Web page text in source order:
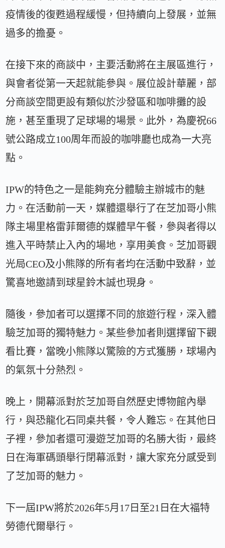
疫情後的復甦過程緩慢，但持續向上發展，並無
過多的擔憂。
在接下來的商談中，主要活動將在主展區進行，
與會者從第一天起就能參與。展位設計華麗，部
分商談空間更設有類似於沙發區和咖啡攤的設
施，甚至重現了足球場的場景。此外，為慶祝66
號公路成立100周年而設的咖啡廳也成為一大亮
點。
IPW的特色之一是能夠充分體驗主辦城市的魅
力。在活動前一天，媒體還舉行了在芝加哥小熊
隊主場里格雷菲爾德的媒體早午餐，參與者得以
進入平時禁止入內的場地，享用美食。芝加哥觀
光局CEO及小熊隊的所有者均在活動中致辭，並
驚喜地邀請到球星鈴木誠也現身。
隨後，參加者可以選擇不同的旅遊行程，深入體
驗芝加哥的獨特魅力。某些參加者則選擇留下觀
看比賽，當晚小熊隊以驚險的方式獲勝，球場內
的氣氛十分熱烈。
晚上，開幕派對於芝加哥自然歷史博物館內舉
行，與恐龍化石同桌共餐，令人難忘。在其他日
子裡，參加者還可漫遊芝加哥的名勝大街，最終
日在海軍碼頭舉行閉幕派對，讓大家充分感受到
了芝加哥的魅力。
下一屆IPW將於2026年5月17日至21日在大福特
勞德代爾舉行。